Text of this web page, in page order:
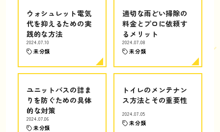
ウォシュレット電気
代を抑えるための実
践的な方法
2024.07.10
未分類
適切な雨どい掃除の
料金とプロに依頼す
るメリット
2024.07.08
未分類
ユニットバスの詰ま
りを防ぐための具体
的な対策
2024.07.06
未分類
トイレのメンテナン
ス方法とその重要性
2024.07.05
未分類